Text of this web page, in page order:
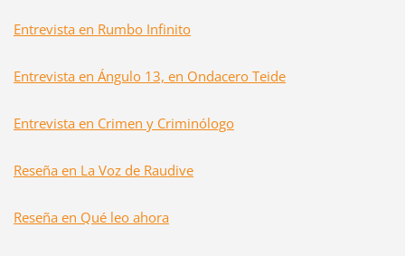
Entrevista en Rumbo Infinito
Entrevista en Ángulo 13, en Ondacero Teide
Entrevista en Crimen y Criminólogo
Reseña en La Voz de Raudive
Reseña en Qué leo ahora